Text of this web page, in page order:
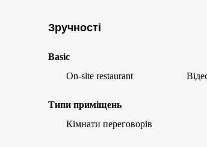
Зручності
Basic
On-site restaurant
Типи приміщень
Кімнати переговорів